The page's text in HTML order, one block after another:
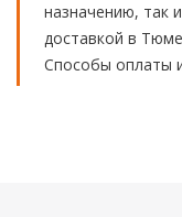
назначению, так
доставкой в
Способы оплаты